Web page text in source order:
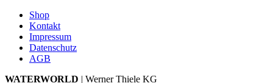
Shop
Kontakt
Impressum
Datenschutz
AGB
WATERWORLD | Werner Thiele KG